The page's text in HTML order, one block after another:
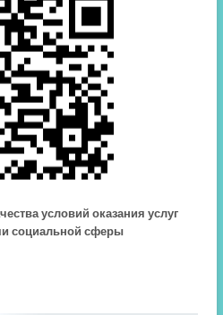
условий оказания услуг
социальной сферы